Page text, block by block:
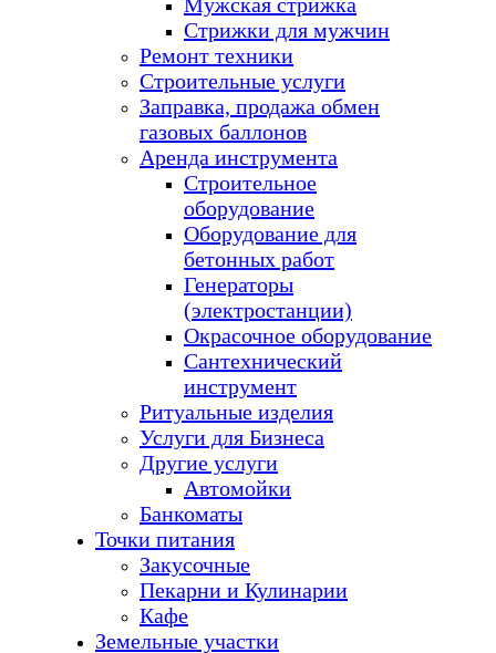
Стрижки для мужчин
Ремонт техники
Строительные услуги
Заправка, продажа обмен
газовых баллонов
Аренда инструмента
Строительное
оборудование
Оборудование для
бетонных работ
Генераторы
(электростанции)
Окрасочное оборудование
Сантехнический
инструмент
Ритуальные изделия
Услуги для Бизнеса
Другие услуги
Автомойки
Банкоматы
Точки питания
Закусочные
Пекарни и Кулинарии
Кафе
Земельные участки